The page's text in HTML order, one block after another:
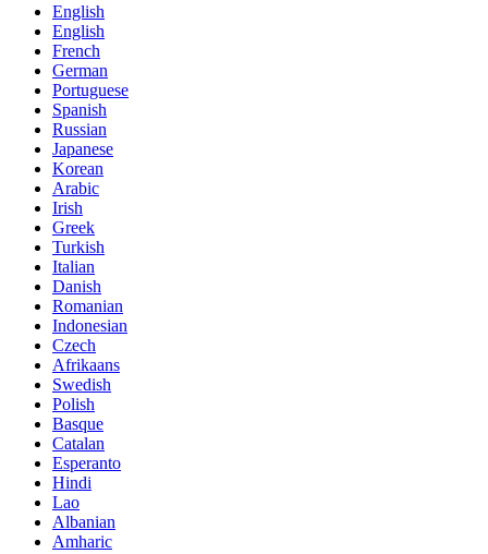
English
English
French
German
Portuguese
Spanish
Russian
Japanese
Korean
Arabic
Irish
Greek
Turkish
Italian
Danish
Romanian
Indonesian
Czech
Afrikaans
Swedish
Polish
Basque
Catalan
Esperanto
Hindi
Lao
Albanian
Amharic